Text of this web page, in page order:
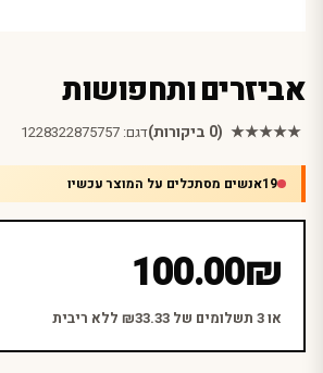
אביזרים ותחפושות
★★★★★ (0 ביקורות) דגם: 1228322875757
19אנשים מסתכלים על המוצר עכשיו
₪
100.00
או 3 תשלומים של ₪33.33 ללא ריבית